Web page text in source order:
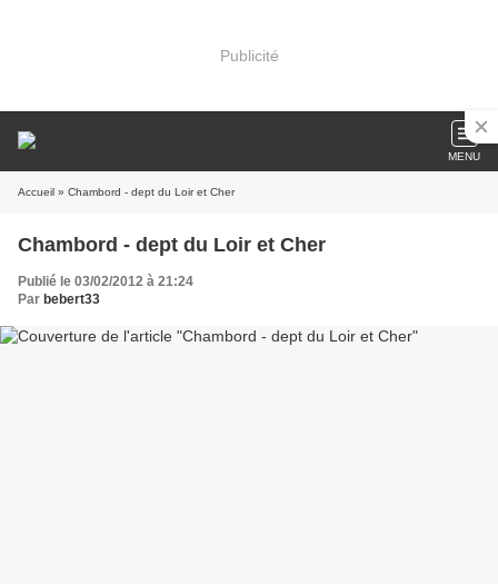
Publicité
MENU
Accueil » Chambord - dept du Loir et Cher
Chambord - dept du Loir et Cher
Publié le 03/02/2012 à 21:24
Par bebert33